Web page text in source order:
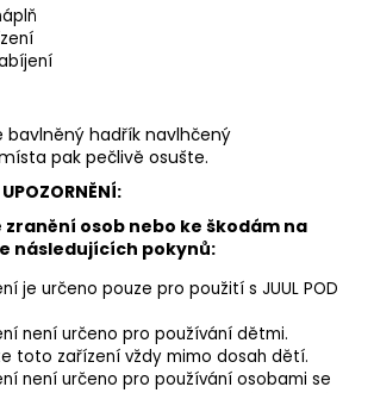
bavlněný hadřík navlhčený
pak pečlivě osušte.
zranění osob nebo ke škodám na
následujících pokynů:
je určeno pouze pro použití s JUUL POD
není určeno pro používání dětmi.
toto zařízení vždy mimo dosah dětí.
není určeno pro používání osobami se